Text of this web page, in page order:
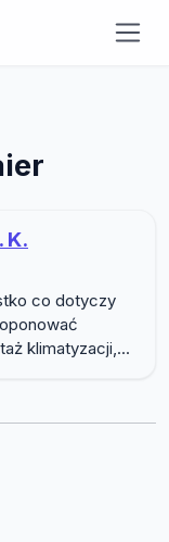
K.
co dotyczy
klimatyzacji,...